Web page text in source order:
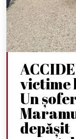
victime
Un
depășit